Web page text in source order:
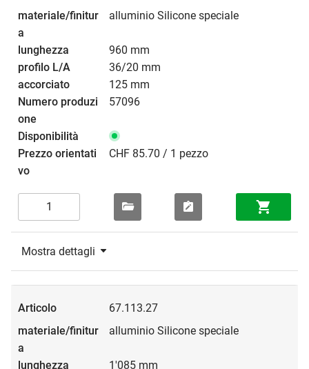
alluminio Silicone speciale
960 mm
36/20 mm
125 mm
57096
CHF 85.70 / 1 pezzo
Mostra dettagli
67.113.27
alluminio Silicone speciale
1'085 mm